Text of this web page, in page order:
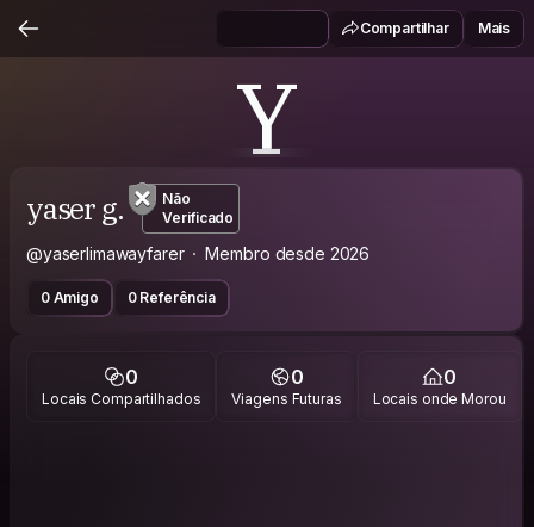
Compartilhar Mais
Y
yaser g.
Não
Verificado
@yaserlimawayfarer Membro desde 2026
0 Amigo 0 Referência
0
Locais Compartilhados
0
Viagens Futuras
0
Locais onde Morou